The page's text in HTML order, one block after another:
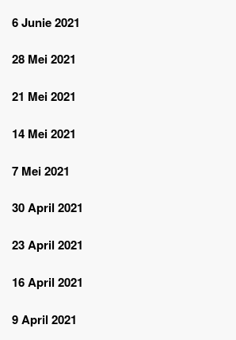
6 Junie 2021
28 Mei 2021
21 Mei 2021
14 Mei 2021
7 Mei 2021
30 April 2021
23 April 2021
16 April 2021
9 April 2021